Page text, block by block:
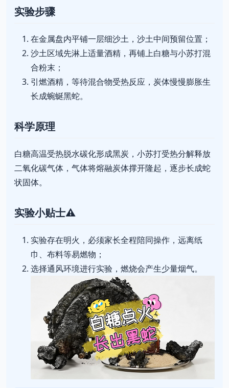
实验步骤
在金属盘内平铺一层细沙土，沙土中间预留位置；
沙土区域先淋上适量酒精，再铺上白糖与小苏打混
合粉末；
引燃酒精，等待混合物受热反应，炭体慢慢膨胀生
长成蜿蜒黑蛇。
科学原理
白糖高温受热脱水碳化形成黑炭，小苏打受热分解释放
二氧化碳气体，气体将熔融炭体撑开隆起，逐步长成蛇
状固体。
实验小贴士⚠️
实验存在明火，必须家长全程陪同操作，远离纸
巾、布料等易燃物；
选择通风环境进行实验，燃烧会产生少量烟气。